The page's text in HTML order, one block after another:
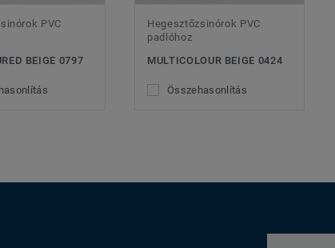
PVC
BEIGE 0797
Hegesztőzsinórok PVC
padlóhoz
MULTICOLOUR BEIGE 0424
Összehasonlítás